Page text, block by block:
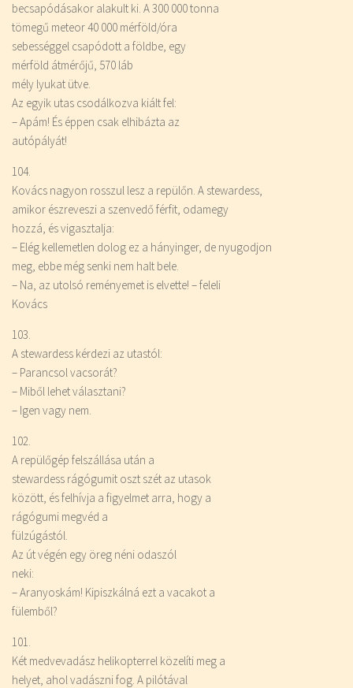
becsapódásakor alakult ki. A 300 000 tonna
tömegű meteor 40 000 mérföld/óra
sebességgel csapódott a földbe, egy
mérföld átmérőjű, 570 láb
mély lyukat ütve.
Az egyik utas csodálkozva kiált fel:
– Apám! És éppen csak elhibázta az
autópályát!
104.
Kovács nagyon rosszul lesz a repülőn. A stewardess,
amikor észreveszi a szenvedő férfit, odamegy
hozzá, és vigasztalja:
– Elég kellemetlen dolog ez a hányinger, de nyugodjon
meg, ebbe még senki nem halt bele.
– Na, az utolsó reményemet is elvette! – feleli
Kovács
103.
A stewardess kérdezi az utastól:
– Parancsol vacsorát?
– Miből lehet választani?
– Igen vagy nem.
102.
A repülőgép felszállása után a
stewardess rágógumit oszt szét az utasok
között, és felhívja a figyelmet arra, hogy a
rágógumi megvéd a
fülzúgástól.
Az út végén egy öreg néni odaszól
neki:
– Aranyoskám! Kipiszkálná ezt a vacakot a
fülemből?
101.
Két medvevadász helikopterrel közelíti meg a
helyet, ahol vadászni fog. A pilótával